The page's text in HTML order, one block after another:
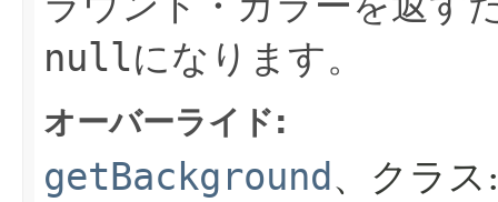
nullになります。
オーバーライド:
getBackground、クラ